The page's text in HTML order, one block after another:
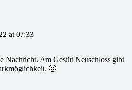
at 07:33
Nachricht. Am Gestüt Neuschloss gibt
🙂